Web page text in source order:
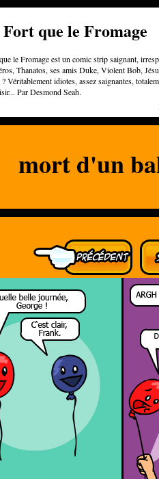
que le Fromage
le Fromage est un comic strip saignant,
Thanatos, ses amis Duke, Violent Bob,
? Véritablement idiotes, assez saignantes,
Par Desmond Seah.
mort d'un